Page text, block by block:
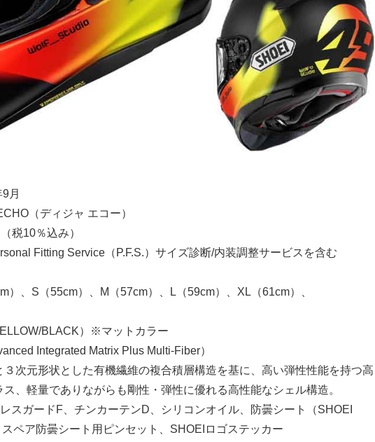
月
（ディジャ エコー）
税10％込み）
Fitting Service（P.F.S.）サイズ診断/内装調整サービスを含む
）、S（55cm）、M（57cm）、L（59cm）、XL（61cm）、
BLACK）※マットカラー
Integrated Matrix Plus Multi-Fiber）
次元形状とした有機繊維の複合積層構造を基に、高い弾性性能を持つ高
、軽量でありながらも剛性・弾性に優れる高性能なシェル構造。
スガードF、チンカーテンD、シリコンオイル、防曇シート（SHOEI
ペア防曇シート用ピンセット、SHOEIロゴステッカー